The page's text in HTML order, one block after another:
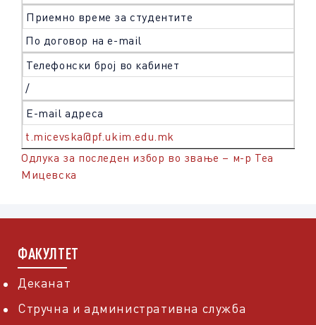
Приемно време за студентите
По договор на e-mail
Телефонски број во кабинет
/
Е-mail адреса
t.micevska@pf.ukim.edu.mk
Одлука за последен избор во звање – м-р Теа
Мицевска
ФАКУЛТЕТ
Деканат
Стручна и административна служба